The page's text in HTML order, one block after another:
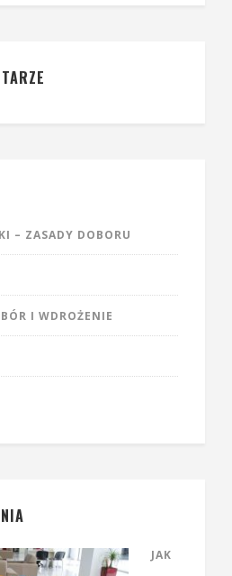
– ZASADY DOBORU
I WDROŻENIE
JAK